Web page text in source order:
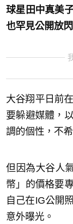
球星田中真美
也罕見公開放閃
大谷翔平日前
要躲避媒體，
調的個性，不
但因為大谷人
幣」的價格要
自己在IG公開
意外曝光。